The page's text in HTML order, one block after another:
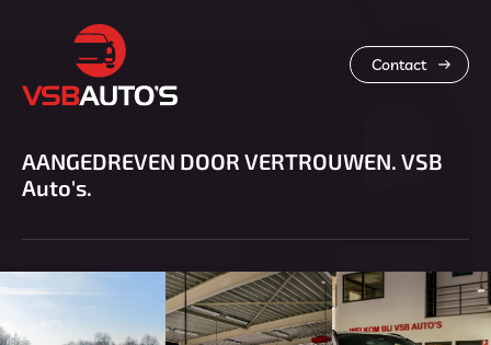
AANGEDREVEN DOOR VERTROUWEN. VSB
Auto's.
Contact